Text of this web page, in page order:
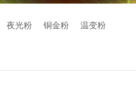
夜光粉 铜金粉 温变粉